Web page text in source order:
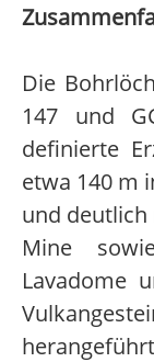
Die
147 und
definierte
etwa 140 m
und deutlich
Mine
Lavadome